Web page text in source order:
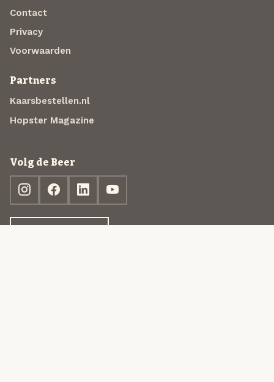
Contact
Privacy
Voorwaarden
Partners
Kaarsbestellen.nl
Hopster Magazine
Volg de Beer